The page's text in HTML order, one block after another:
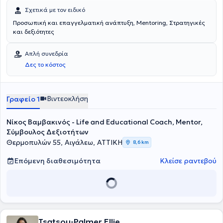
Σχετικά με τον ειδικό
Προσωπική και επαγγελματική ανάπτυξη, Mentoring, Στρατηγικές
και δεξιότητες
Απλή συνεδρία
Δες το κόστος
Γραφείο 1 Βιντεοκλήση
Νίκος Βαμβακινός - Life and Educational Coach, Mentor,
Σύμβουλος Δεξιοτήτων
Θερμοπυλών 55, Αιγάλεω, ΑΤΤΙΚΗ
8,6 km
Επόμενη διαθεσιμότητα Κλείσε ραντεβού